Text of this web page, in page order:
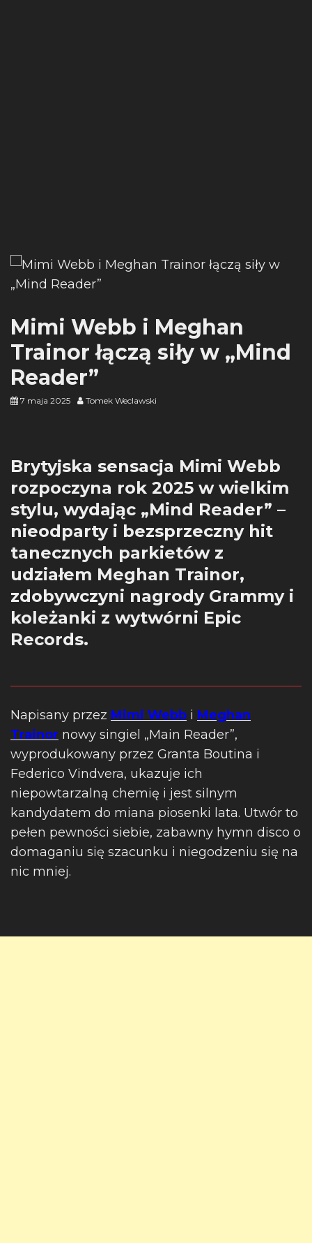
Mimi Webb i Meghan
Trainor łączą siły w „Mind
Reader”
7 maja 2025 Tomek Weclawski
Brytyjska sensacja Mimi Webb
rozpoczyna rok 2025 w wielkim
stylu, wydając „Mind Reader” –
nieodparty i bezsprzeczny hit
tanecznych parkietów z
udziałem Meghan Trainor,
zdobywczyni nagrody Grammy i
koleżanki z wytwórni Epic
Records.
Napisany przez Mimi Webb i Meghan
Trainor nowy singiel „Main Reader”,
wyprodukowany przez Granta Boutina i
Federico Vindvera, ukazuje ich
niepowtarzalną chemię i jest silnym
kandydatem do miana piosenki lata. Utwór to
pełen pewności siebie, zabawny hymn disco o
domaganiu się szacunku i niegodzeniu się na
nic mniej.